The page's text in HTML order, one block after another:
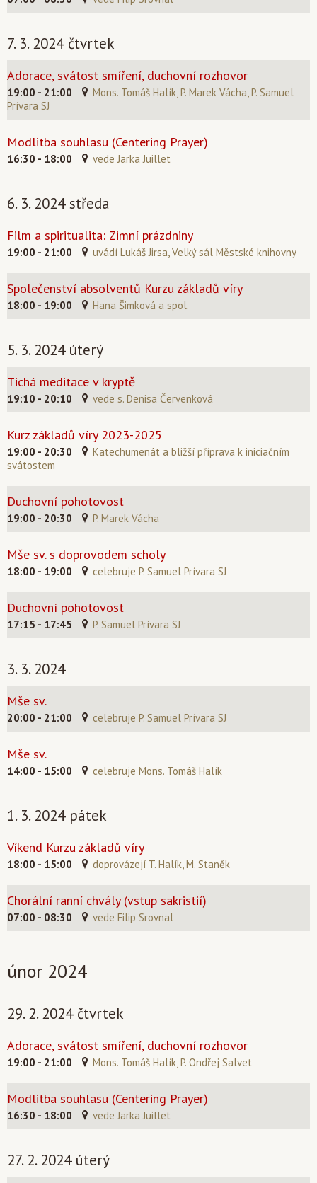
7. 3. 2024 čtvrtek
Adorace, svátost smíření, duchovní rozhovor
19:00 - 21:00
Mons. Tomáš Halík, P. Marek Vácha, P. Samuel
Prívara SJ
Modlitba souhlasu (Centering Prayer)
16:30 - 18:00 vede Jarka Juillet
6. 3. 2024 středa
Film a spiritualita: Zimní prázdniny
19:00 - 21:00 uvádí Lukáš Jirsa, Velký sál Městské knihovny
Společenství absolventů Kurzu základů víry
18:00 - 19:00 Hana Šimková a spol.
5. 3. 2024 úterý
Tichá meditace v kryptě
19:10 - 20:10 vede s. Denisa Červenková
Kurz základů víry 2023-2025
19:00 - 20:30
Katechumenát a bližší příprava k iniciačním
svátostem
Duchovní pohotovost
19:00 - 20:30 P. Marek Vácha
Mše sv. s doprovodem scholy
18:00 - 19:00 celebruje P. Samuel Prívara SJ
Duchovní pohotovost
17:15 - 17:45 P. Samuel Prívara SJ
3. 3. 2024
Mše sv.
20:00 - 21:00 celebruje P. Samuel Prívara SJ
Mše sv.
14:00 - 15:00 celebruje Mons. Tomáš Halík
1. 3. 2024 pátek
Víkend Kurzu základů víry
18:00 - 15:00 doprovázejí T. Halík, M. Staněk
Chorální ranní chvály (vstup sakristií)
07:00 - 08:30 vede Filip Srovnal
únor 2024
29. 2. 2024 čtvrtek
Adorace, svátost smíření, duchovní rozhovor
19:00 - 21:00 Mons. Tomáš Halík, P. Ondřej Salvet
Modlitba souhlasu (Centering Prayer)
16:30 - 18:00 vede Jarka Juillet
27. 2. 2024 úterý